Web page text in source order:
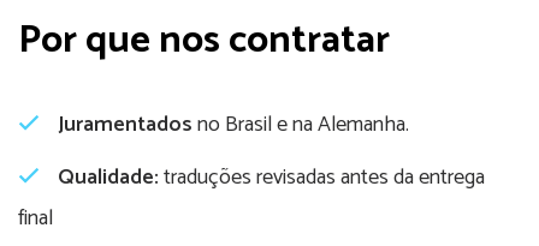
Por que nos contratar
Juramentadosno Brasil e na Alemanha.
Qualidade:traduções revisadas antes da entrega
final